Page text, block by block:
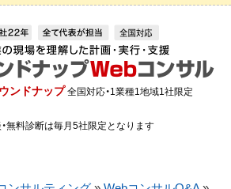
ンドナップ 全国対応・1業種1地域1社限定
無料診断は毎月5社限定となります